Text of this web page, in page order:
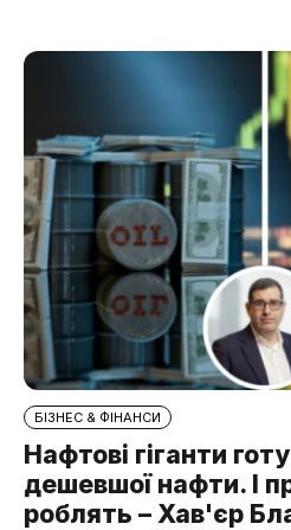
БІЗНЕС & ФІНАНСИ
Нафтові гіганти
дешевшої нафти. І
роблять – Хав'єр